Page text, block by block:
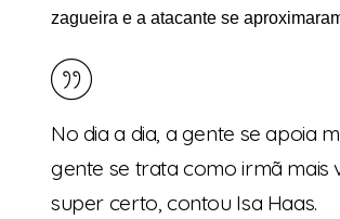
zagueira e a atacante se
No dia a dia, a gente se apoia
gente se trata como irmã mais
super certo, contou Isa Haas.